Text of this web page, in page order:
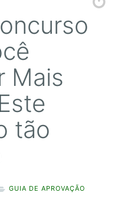
Mais
tão
GUIA DE APROVAÇÃO